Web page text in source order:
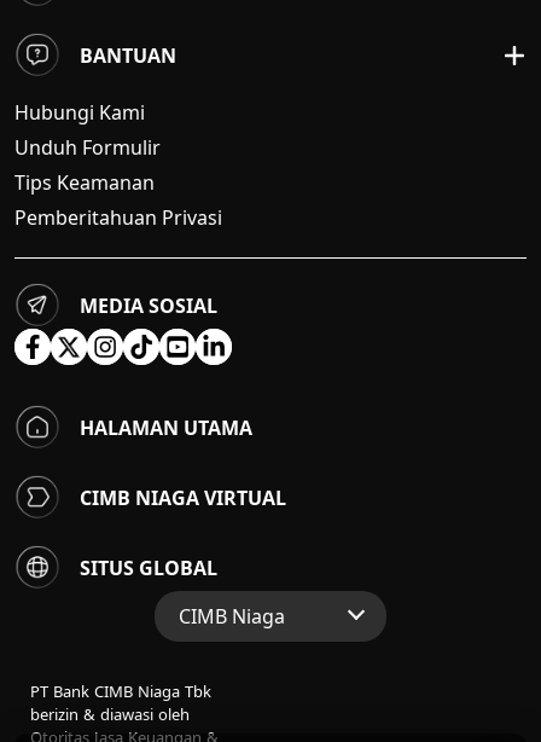
BANTUAN
Hubungi Kami
Unduh Formulir
Tips Keamanan
Pemberitahuan Privasi
MEDIA SOSIAL
HALAMAN UTAMA
CIMB NIAGA VIRTUAL
SITUS GLOBAL
CIMB Niaga
Perbankan Konsumen
Perbankan Syariah
PT Bank CIMB Niaga Tbk
berizin & diawasi oleh
Otoritas Jasa Keuangan &